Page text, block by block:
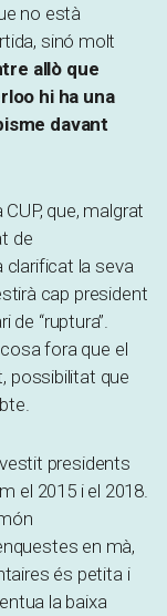
no està
sinó molt
allò que
hi ha una
davant
que, malgrat
de
clarificat la seva
cap president
“ruptura”.
fora que el
possibilitat que
presidents
el 2015 i el 2018.
en mà,
és petita i
la baixa